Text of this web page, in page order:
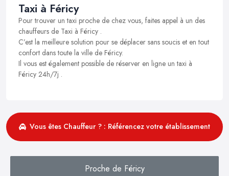
Taxi à Féricy
Pour trouver un taxi proche de chez vous, faites appel à un des
chauffeurs de Taxi à Féricy .
C’est la meilleure solution pour se déplacer sans soucis et en tout
confort dans toute la ville de Féricy.
Il vous est également possible de réserver en ligne un taxi à
Féricy 24h/7j .
Vous êtes Chauffeur ? : Référencez votre établissement
Proche de Féricy